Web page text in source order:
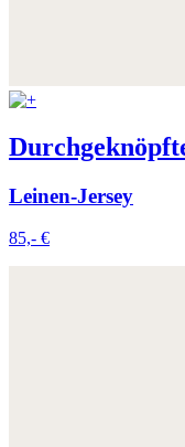
Leinen-Jersey
85,- €